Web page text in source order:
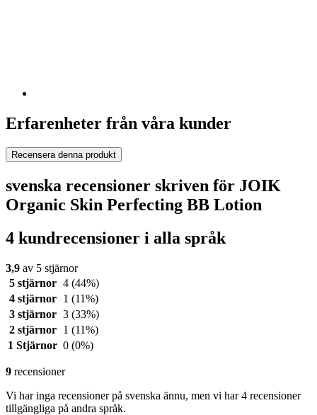
Erfarenheter från våra kunder
Recensera denna produkt
svenska recensioner skriven för JOIK
Organic Skin Perfecting BB Lotion
4 kundrecensioner i alla språk
3,9 av 5 stjärnor
5 stjärnor 4 (44%)
4 stjärnor
1 (11%)
3 stjärnor 3 (33%)
2 stjärnor
1 (11%)
1 Stjärnor 0 (0%)
9 recensioner
Vi har inga recensioner på svenska ännu, men vi har 4 recensioner
tillgängliga på andra språk.